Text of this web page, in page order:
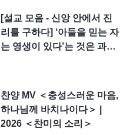
[설교 모음 - 신앙 안에서 진
리를 구하다] ‘아들을 믿는 자
는 영생이 있다’는 것은 과연
찬양 MV ＜충성스러운 마음,
하나님께 바치나이다＞ |
2026 ＜찬미의 소리＞